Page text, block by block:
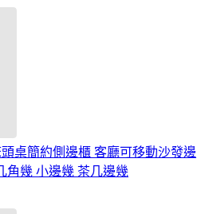
頭桌簡約側邊櫃 客廳可移動沙發邊
角幾 小邊幾 茶几邊幾